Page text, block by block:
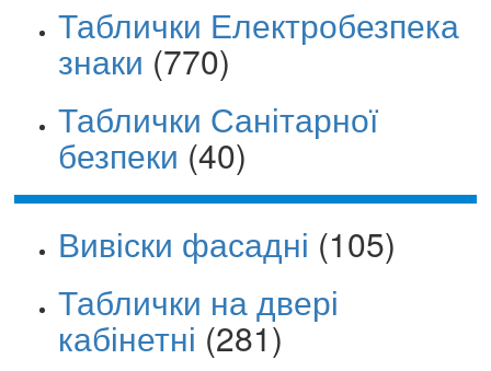
Таблички Електробезпека
знаки (770)
Таблички Санітарної
безпеки (40)
Вивіски фасадні (105)
Таблички на двері
кабінетні (281)